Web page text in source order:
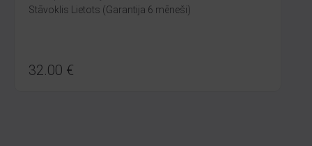
Stāvoklis Lietots (Garantija 6 mēneši)
32.00 €